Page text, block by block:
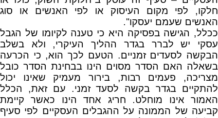
חלקו, לפי מקום העיסוק או לפי האנשים או סוג
האנשים שעמם יעסקו".
ככלל, הגישה בפסיקה היא כי טענה לקיומו של הגבל
עסקי יש לברר בגדר ההליך העיקרי, ולא בשלב
הבקשה לסעדים זמניים. הטעם לכך הוא, כי הכרעה
בשאלה האם הסדר מסוים הינו בבחינת הסדר כובל
מצריכה, פעמים רבות, בירור מעמיק שאינו יכול
להתקיים בגדר בקשה לסעד זמני. עם זאת, הכלל
האמור אינו מוחלט. חריג אחד הינו כאשר קיימת
קביעה של הממונה על ההגבלים העסקיים לפי סעיף